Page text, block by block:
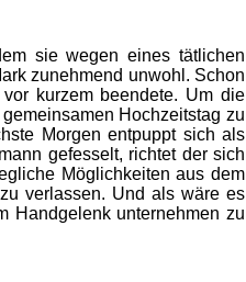
sie wegen eines tätlichen
zunehmend unwohl. Schon
kurzem beendete. Um die
Hochzeitstag zu
Morgen entpuppt sich als
gefesselt, richtet der sich
Möglichkeiten aus dem
verlassen. Und als wäre es
Handgelenk unternehmen zu